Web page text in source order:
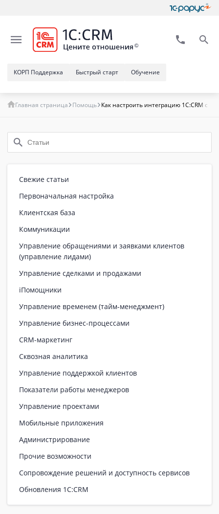
Обучение
Быстрый старт
КОРП Поддержка
Главная страница Помощь Как настроить интеграцию 1C:CRM с
Свежие статьи
Первоначальная настройка
Клиентская база
Коммуникации
Управление обращениями и заявками клиентов
(управление лидами)
Управление сделками и продажами
iПомощники
Управление временем (тайм-менеджмент)
Управление бизнес-процессами
CRM-маркетинг
Сквозная аналитика
Управление поддержкой клиентов
Показатели работы менеджеров
Управление проектами
Мобильные приложения
Администрирование
Прочие возможности
Сопровождение решений и доступность сервисов
Обновления 1С:CRM